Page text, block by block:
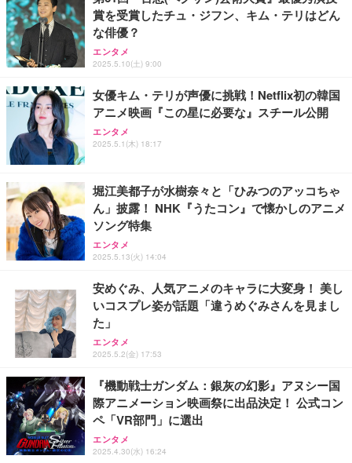
Sezlife オフィスチェア デスクチェア 疲れない テレ
ワーク チェア 強化バックレスト 30度ロッキング機
能 人間工学 椅子 腰サポート 90度跳ね上げ式アーム
レスト 3Dヘッドレスト ハンガー付き 高反発クッシ
務用 おしゃれ パソコンチェア (ブラック)
Sezlife オフィスチェア デスクチェア 疲れない テレ
ワーク チェア 強化バックレスト 30度ロッキング機
能 人間工学 椅子 腰サポート 90度跳ね上げ式アーム
務用 おしゃれ パソコンチェア (ホワイト)
ANDWINT オフィスチェア デスクチェア 肘なし メ
ッシュ 通気性 ランバーサポート付き 腰サポート ガ
ス圧無段階昇降 360度回転 キャスター付き コンパク
ト 幅52×奥行58.5×高さ84～96cm テレワーク 在宅
￥4,139
【純正品】27"ゲーミングモニター DualSense 充電
フック付き（CFI-ZDM1J）
￥49,979
【整備済み品】Dell E2724HS 27インチ 液晶モニタ
ー フルHD（1920×1080）VA 非光沢 HDMI/DisplayP
ort/VGA スピーカー内蔵 高さ調整 スイベル VESA対
【MiniLED/24.5inch/280Hz/FHD】GRAPHT THE S
HOOTER Gaming Monitor 24” Essential ゲーミン
グモニター QD 24.5インチ 1ms FHD 量子ドット 残
像低減 (3年保証 | 輝点保証 | 日本メーカー)
￥34,980
ネオ・ルーライフ ネオ・オムツ L 中型犬用 26枚入
り 単品
￥1,800
Smart Basic(スマートベーシック) 【Amazon.co.jp
限定】 Smart Basic アイリスオーヤマ ペットシーツ
超厚型 お徳用 ワイド 100枚入 (x 1) (ケース販売)
アイリスオーヤマ ペットシーツ 超厚型 お徳用 レギ
ュラー 200枚入【Amazon.co.jp限定】
￥3,731
賞を受賞したチュ・ジフン、キム・テリはどん
な俳優？
エンタメ
2025.5.10(土) 9:00
女優キム・テリが声優に挑戦！Netflix初の韓国
アニメ映画『この星に必要な』スチール公開
エンタメ
2025.5.1(木) 18:17
堀江美都子が水樹奈々と「ひみつのアッコちゃ
ん」披露！ NHK『うたコン』で懐かしのアニメ
ソング特集
エンタメ
2025.5.13(火) 14:04
安めぐみ、人気アニメのキャラに大変身！ 美し
いコスプレ姿が話題「違うめぐみさんを見まし
た」
エンタメ
2025.5.2(金) 17:53
『機動戦士ガンダム：銀灰の幻影』アヌシー国
際アニメーション映画祭に出品決定！ 公式コン
ペ「VR部門」に選出
エンタメ
2025.4.30(水) 16:24